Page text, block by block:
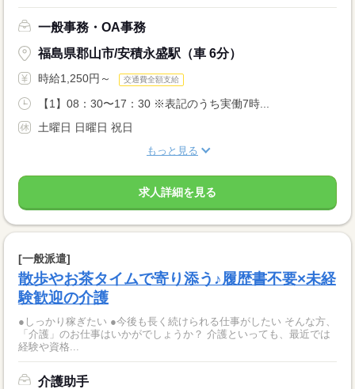
一般事務・OA事務
福島県郡山市/安積永盛駅（車 6分）
時給1,250円～ 交通費全額支給
【1】08：30〜17：30 ※表記のうち実働7時...
土曜日 日曜日 祝日
もっと見る
求人詳細を見る
[一般派遣]
散歩やお茶タイムで寄り添う♪履歴書不要×未経
験歓迎の介護
●しっかり稼ぎたい ●今後も長く続けられる仕事がしたい そんな方、
「介護」のお仕事はいかがでしょうか？ 介護といっても、最近では
経験や資格...
介護助手